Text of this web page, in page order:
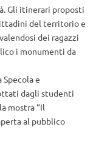
Gli itinerari proposti
del territorio e
dei ragazzi
i monumenti da
e
dagli studenti
mostra “Il
al pubblico